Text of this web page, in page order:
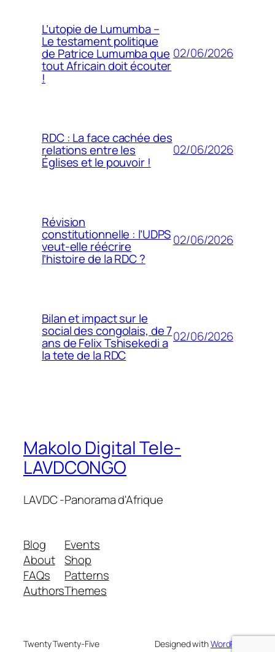
L’utopie de Lumumba –
Le testament politique
de Patrice Lumumba que
tout Africain doit écouter
!
02/06/2026
RDC : La face cachée des
relations entre les
Églises et le pouvoir !
02/06/2026
Révision
constitutionnelle : l’UDPS
veut-elle réécrire
l’histoire de la RDC ?
02/06/2026
Bilan et impact sur le
social des congolais, de 7
ans de Felix Tshisekedi a
la tete de la RDC
02/06/2026
Makolo Digital Tele-
LAVDCONGO
LAVDC -Panorama d'Afrique
Blog
About
FAQs
Authors
Events
Shop
Patterns
Themes
Twenty Twenty-Five Designed withWordPress